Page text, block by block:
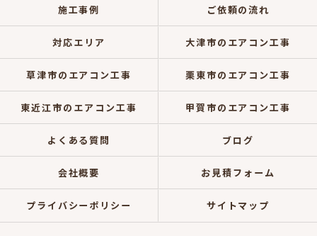
施工事例 ご依頼の流れ
対応エリア 大津市のエアコン工事
草津市のエアコン工事 栗東市のエアコン工事
東近江市のエアコン工事 甲賀市のエアコン工事
よくある質問 ブログ
会社概要 お見積フォーム
プライバシーポリシー サイトマップ